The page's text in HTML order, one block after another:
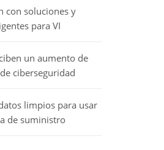
con soluciones y
para VI
un aumento de
ciberseguridad
limpios para usar
de suministro